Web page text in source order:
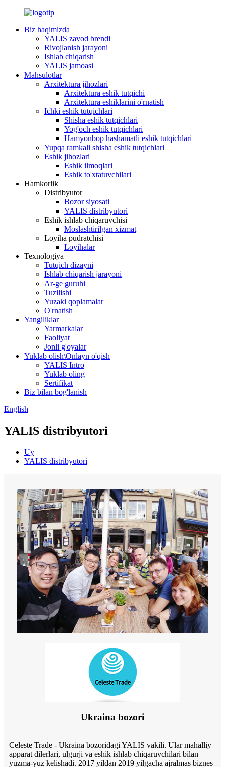
Biz haqimizda
YALIS zavod brendi
Rivojlanish jarayoni
Ishlab chiqarish
YALIS jamoasi
Mahsulotlar
Arxitektura jihozlari
Arxitektura eshik tutqichi
Arxitektura eshiklarini o'rnatish
Ichki eshik tutqichlari
Shisha eshik tutqichlari
Yog'och eshik tutqichlari
Hamyonbop hashamatli eshik tutqichlari
Yupqa ramkali shisha eshik tutqichlari
Eshik jihozlari
Eshik ilmoqlari
Eshik to'xtatuvchilari
Hamkorlik
Distribyutor
Bozor siyosati
YALIS distribyutori
Eshik ishlab chiqaruvchisi
Moslashtirilgan xizmat
Loyiha pudratchisi
Loyihalar
Texnologiya
Tutqich dizayni
Ishlab chiqarish jarayoni
Ar-ge guruhi
Tuzilishi
Yuzaki qoplamalar
O'rnatish
Yangiliklar
Yarmarkalar
Faoliyat
Jonli g'oyalar
Yuklab olish\Onlayn o'qish
YALIS Intro
Yuklab oling
Sertifikat
Biz bilan bog'lanish
English
YALIS distribyutori
Uy
YALIS distribyutori
Ukraina bozori
Celeste Trade - Ukraina bozoridagi YALIS vakili. Ular mahalliy
apparat dilerlari, ulgurji va eshik ishlab chiqaruvchilari bilan
yuzma-yuz kelishadi. 2017 yildan 2019 yilgacha ajralmas biznes